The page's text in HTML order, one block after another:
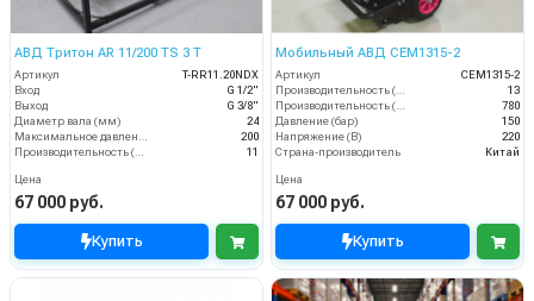
АВД Тритон AR 11/200 TS 3 T
Артикул
T-RR11.20NDX
Вход
G 1/2"
Выход
G 3/8"
Диаметр вала (мм)
24
Максимальное давление (бар)
200
Производительность (л/мин)
11
Цена
67 000 руб.
Купить
Мобильный АВД CEM1315-2
Артикул
CEM1315-2
Производительность (л/мин)
13
Производительность (л/ч)
780
Давление (бар)
150
Напряжение (В)
220
Страна-производитель
Китай
Цена
67 000 руб.
Купить